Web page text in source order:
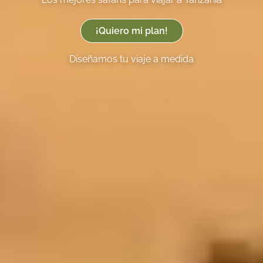
¡Quiero mi plan!
Diseñamos tu viaje a medida